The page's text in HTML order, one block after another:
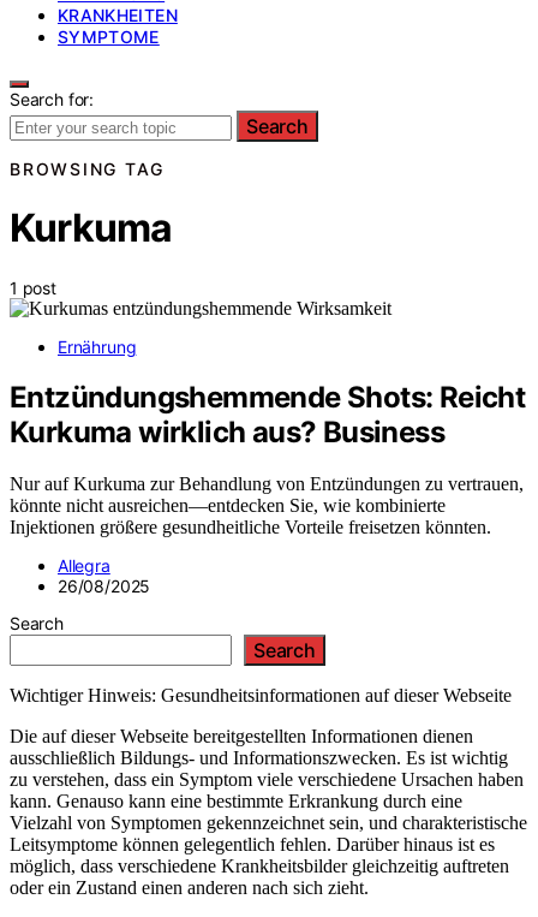
KRANKHEITEN
SYMPTOME
Search for:
Search
BROWSING TAG
Kurkuma
1 post
Ernährung
Entzündungshemmende Shots: Reicht
Kurkuma wirklich aus? Business
Nur auf Kurkuma zur Behandlung von Entzündungen zu vertrauen,
könnte nicht ausreichen—entdecken Sie, wie kombinierte
Injektionen größere gesundheitliche Vorteile freisetzen könnten.
Allegra
26/08/2025
Search
Search
Wichtiger Hinweis: Gesundheitsinformationen auf dieser Webseite
Die auf dieser Webseite bereitgestellten Informationen dienen
ausschließlich Bildungs- und Informationszwecken. Es ist wichtig
zu verstehen, dass ein Symptom viele verschiedene Ursachen haben
kann. Genauso kann eine bestimmte Erkrankung durch eine
Vielzahl von Symptomen gekennzeichnet sein, und charakteristische
Leitsymptome können gelegentlich fehlen. Darüber hinaus ist es
möglich, dass verschiedene Krankheitsbilder gleichzeitig auftreten
oder ein Zustand einen anderen nach sich zieht.